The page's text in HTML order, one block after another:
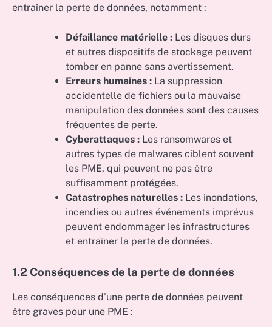
entraîner la perte de données, notamment :
Défaillance matérielle : Les disques durs
et autres dispositifs de stockage peuvent
tomber en panne sans avertissement.
Erreurs humaines : La suppression
accidentelle de fichiers ou la mauvaise
manipulation des données sont des causes
fréquentes de perte.
Cyberattaques : Les ransomwares et
autres types de malwares ciblent souvent
les PME, qui peuvent ne pas être
suffisamment protégées.
Catastrophes naturelles : Les inondations,
incendies ou autres événements imprévus
peuvent endommager les infrastructures
et entraîner la perte de données.
1.2 Conséquences de la perte de données
Les conséquences d’une perte de données peuvent
être graves pour une PME :